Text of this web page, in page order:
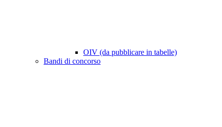
OIV (da pubblicare in tabelle)
Bandi di concorso